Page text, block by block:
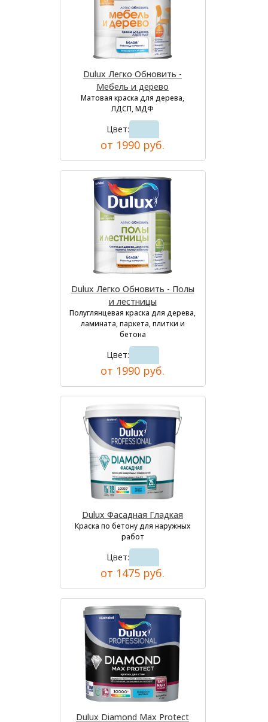
Dulux Легко Обновить -
Мебель и дерево
Матовая краска для дерева,
ЛДСП, МДФ
Цвет:
от 1990 руб.
Dulux Легко Обновить - Полы
и лестницы
Полуглянцевая краска для дерева,
ламината, паркета, плитки и
бетона
Цвет:
от 1990 руб.
Dulux Фасадная Гладкая
Краска по бетону для наружных
работ
Цвет:
от 1475 руб.
Dulux Diamond Max Protect